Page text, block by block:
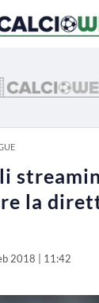
la
2018 | 11:42